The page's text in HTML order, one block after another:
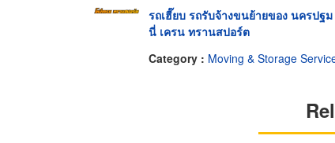
รถเฮี๊ยบ รถรับจ้างขนย้ายของ นครปฐ
นี่ เครน ทรานสปอร์ต
Category : Moving & Storage